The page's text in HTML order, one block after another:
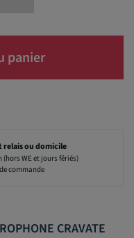
panier
relais ou domicile
WE et jours fériés)
commande
CRAVATE